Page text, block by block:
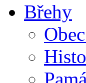
Břehy